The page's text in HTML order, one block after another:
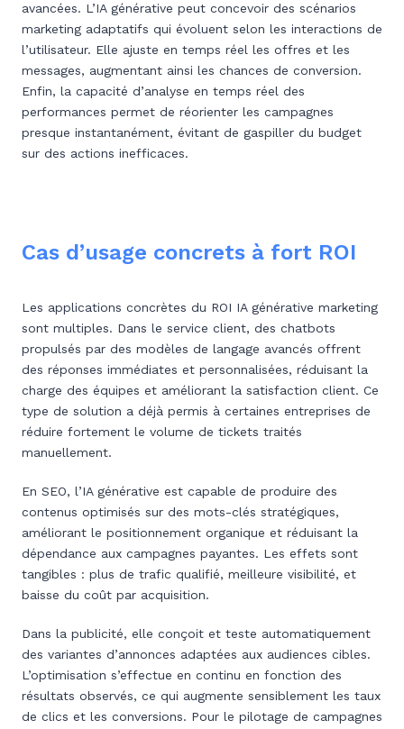
avancées. L’IA générative peut concevoir des scénarios
marketing adaptatifs qui évoluent selon les interactions de
l’utilisateur. Elle ajuste en temps réel les offres et les
messages, augmentant ainsi les chances de conversion.
Enfin, la capacité d’analyse en temps réel des
performances permet de réorienter les campagnes
presque instantanément, évitant de gaspiller du budget
sur des actions inefficaces.
Cas d’usage concrets à fort ROI
Les applications concrètes du ROI IA générative marketing
sont multiples. Dans le service client, des chatbots
propulsés par des modèles de langage avancés offrent
des réponses immédiates et personnalisées, réduisant la
charge des équipes et améliorant la satisfaction client. Ce
type de solution a déjà permis à certaines entreprises de
réduire fortement le volume de tickets traités
manuellement.
En SEO, l’IA générative est capable de produire des
contenus optimisés sur des mots-clés stratégiques,
améliorant le positionnement organique et réduisant la
dépendance aux campagnes payantes. Les effets sont
tangibles : plus de trafic qualifié, meilleure visibilité, et
baisse du coût par acquisition.
Dans la publicité, elle conçoit et teste automatiquement
des variantes d’annonces adaptées aux audiences cibles.
L’optimisation s’effectue en continu en fonction des
résultats observés, ce qui augmente sensiblement les taux
de clics et les conversions. Pour le pilotage de campagnes